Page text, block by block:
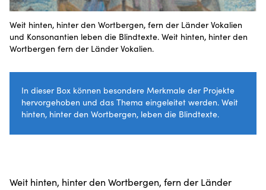
Weit hinten, hinter den Wortbergen, fern der Länder Vokalien
und Konsonantien leben die Blindtexte. Weit hinten, hinter den
Wortbergen fern der Länder Vokalien.
In dieser Box können besondere Merkmale der Projekte
hervorgehoben und das Thema eingeleitet werden. Weit
hinten, hinter den Wortbergen, leben die Blindtexte.
Weit hinten, hinter den Wortbergen, fern der Länder